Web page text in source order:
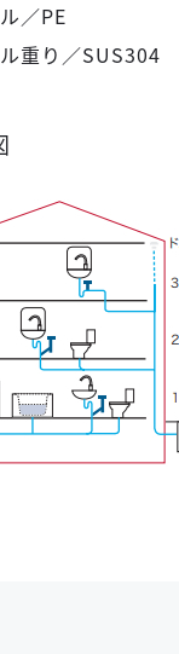
／PE
重り／SUS304